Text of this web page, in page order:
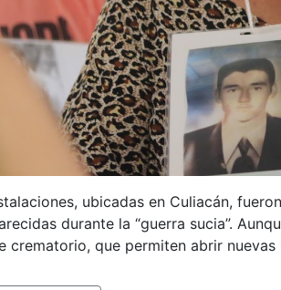
ubicadas en Culiacán,
durante la “guerra sucia”.
crematorio, que permiten abrir